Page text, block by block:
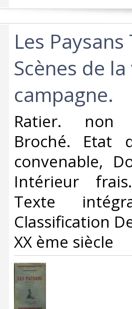
‎Les
Scènes de
campagne.‎
‎Ratier. non
Broché. Etat
convenable,
Intérieur
Texte
Classification
XX ème siècle‎